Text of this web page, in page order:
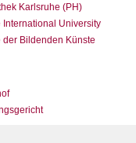
Karlsruhe (PH)
International University
der Bildenden Künste